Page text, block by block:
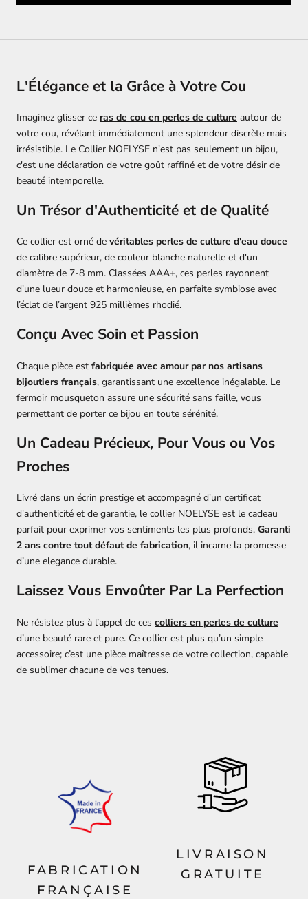
L'Élégance et la Grâce à Votre Cou
Imaginez glisser ce ras de cou en perles de culture autour de
votre cou, révélant immédiatement une splendeur discrète mais
irrésistible. Le Collier NOELYSE n'est pas seulement un bijou,
c'est une déclaration de votre goût raffiné et de votre désir de
beauté intemporelle.
Un Trésor d'Authenticité et de Qualité
Ce collier est orné de véritables perles de culture d'eau douce
de calibre supérieur, de couleur blanche naturelle et d'un
diamètre de 7-8 mm. Classées AAA+, ces perles rayonnent
d'une lueur douce et harmonieuse, en parfaite symbiose avec
l’éclat de l’argent 925 millièmes rhodié.
Conçu Avec Soin et Passion
Chaque pièce est fabriquée avec amour par nos artisans
bijoutiers français, garantissant une excellence inégalable. Le
fermoir mousqueton assure une sécurité sans faille, vous
permettant de porter ce bijou en toute sérénité.
Un Cadeau Précieux, Pour Vous ou Vos
Proches
Livré dans un écrin prestige et accompagné d'un certificat
d'authenticité et de garantie, le collier NOELYSE est le cadeau
parfait pour exprimer vos sentiments les plus profonds. Garanti
2 ans contre tout défaut de fabrication, il incarne la promesse
d’une elegance durable.
Laissez Vous Envoûter Par La Perfection
Ne résistez plus à l’appel de ces colliers en perles de culture
d’une beauté rare et pure. Ce collier est plus qu’un simple
accessoire; c’est une pièce maîtresse de votre collection, capable
de sublimer chacune de vos tenues.
FABRICATION
FRANÇAISE
LIVRAISON
GRATUITE